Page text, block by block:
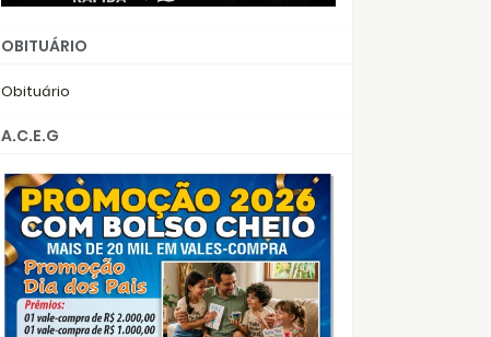
OBITUÁRIO
Obituário
A.C.E.G